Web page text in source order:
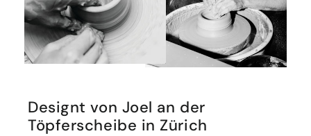
Designt von Joel an der
Töpferscheibe in Zürich